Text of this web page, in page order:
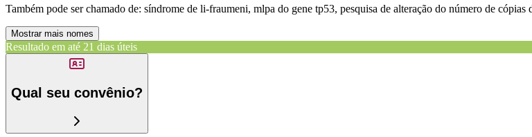
Também pode ser chamado de: síndrome de li-fraumeni, mlpa do gene tp53, pesquisa de alteração do número de
Mostrar mais nomes
Resultado em até 21 dias úteis
Qual seu convênio?